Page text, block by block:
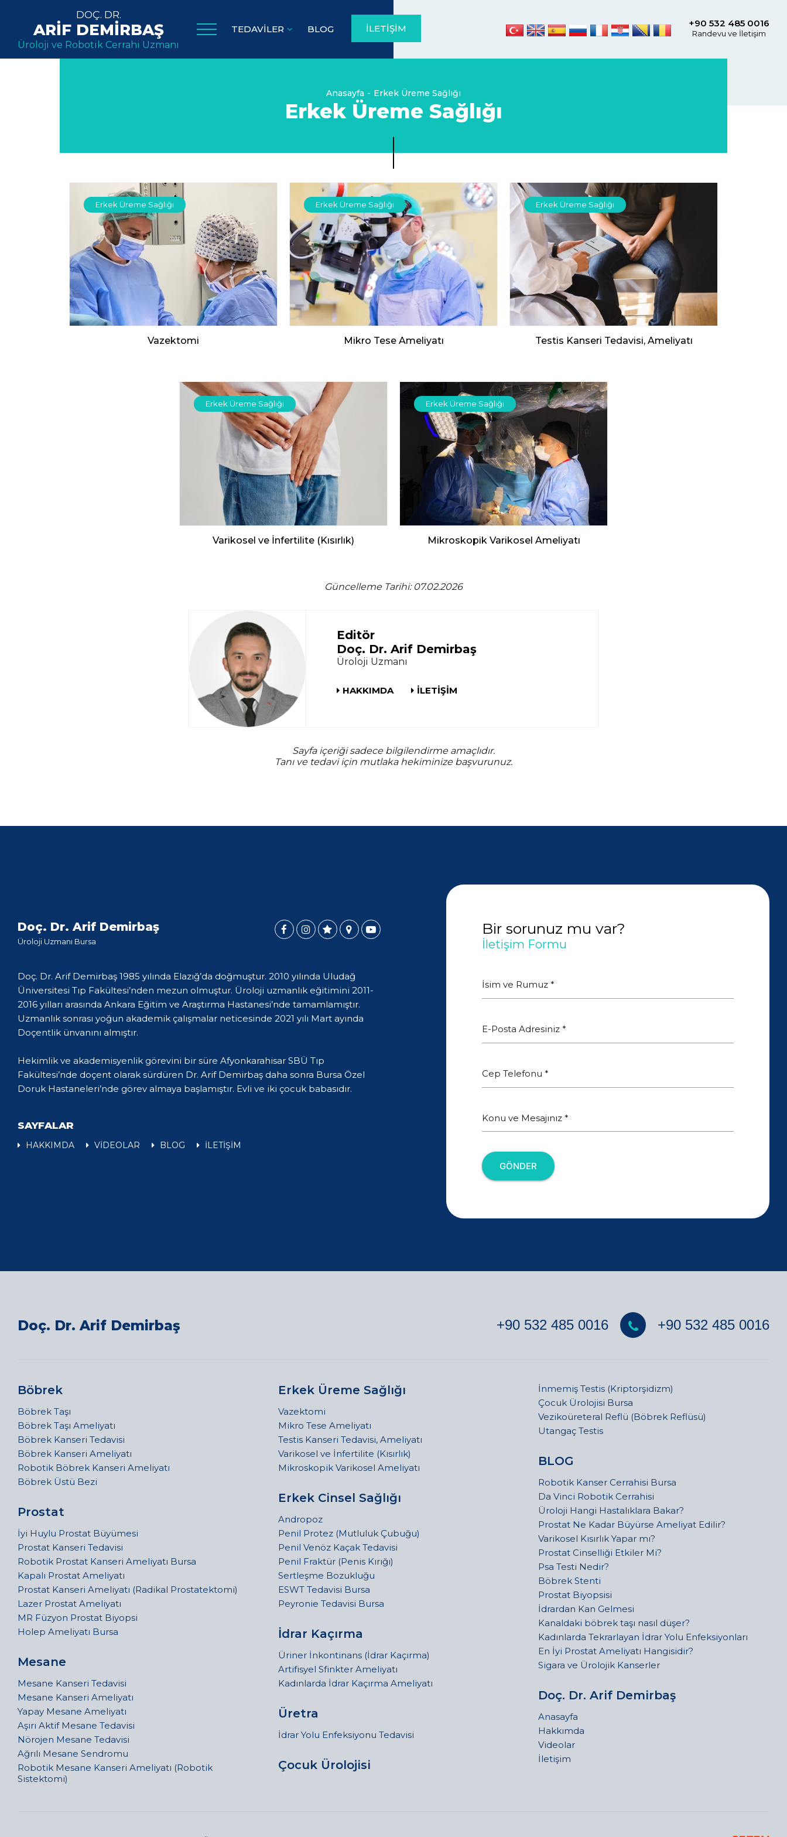
DOÇ. DR.
ARİF DEMİRBAŞ
Üroloji ve Robotik Cerrahi Uzmanı
TEDAVİLER BLOG İLETİŞİM +90 532 485 0016
Randevu ve İletişim
Anasayfa Erkek Üreme Sağlığı
Erkek Üreme Sağlığı
Erkek Üreme Sağlığı
Vazektomi
Erkek Üreme Sağlığı
Mikro Tese Ameliyatı
Erkek Üreme Sağlığı
Testis Kanseri Tedavisi, Ameliyatı
Erkek Üreme Sağlığı
Varikosel ve İnfertilite (Kısırlık)
Erkek Üreme Sağlığı
Mikroskopik Varikosel Ameliyatı
Güncelleme Tarihi: 07.02.2026
Editör
Doç. Dr. Arif Demirbaş
Üroloji Uzmanı
HAKKIMDA İLETİŞİM
Sayfa içeriği sadece bilgilendirme amaçlıdır.
Tanı ve tedavi için mutlaka hekiminize başvurunuz.
Doç. Dr. Arif Demirbaş
Üroloji Uzmanı Bursa
Doç. Dr. Arif Demirbaş 1985 yılında Elazığ’da doğmuştur. 2010 yılında Uludağ
Üniversitesi Tıp Fakültesi’nden mezun olmuştur. Üroloji uzmanlık eğitimini 2011-
2016 yılları arasında Ankara Eğitim ve Araştırma Hastanesi’nde tamamlamıştır.
Uzmanlık sonrası yoğun akademik çalışmalar neticesinde 2021 yılı Mart ayında
Doçentlik ünvanını almıştır.
Hekimlik ve akademisyenlik görevini bir süre Afyonkarahisar SBÜ Tıp
Fakültesi’nde doçent olarak sürdüren Dr. Arif Demirbaş daha sonra Bursa Özel
Doruk Hastaneleri’nde görev almaya başlamıştır. Evli ve iki çocuk babasıdır.
SAYFALAR
HAKKIMDA VİDEOLAR BLOG İLETİŞİM
Bir sorunuz mu var?
İletişim Formu
İsim ve Rumuz *
E-Posta Adresiniz *
Cep Telefonu *
Konu ve Mesajınız *
GÖNDER
Doç. Dr. Arif Demirbaş +90 532 485 0016 +90 532 485 0016
Böbrek
Böbrek Taşı
Böbrek Taşı Ameliyatı
Böbrek Kanseri Tedavisi
Böbrek Kanseri Ameliyatı
Robotik Böbrek Kanseri Ameliyatı
Böbrek Üstü Bezi
Prostat
İyi Huylu Prostat Büyümesi
Prostat Kanseri Tedavisi
Robotik Prostat Kanseri Ameliyatı Bursa
Kapalı Prostat Ameliyatı
Prostat Kanseri Ameliyatı (Radikal Prostatektomi)
Lazer Prostat Ameliyatı
MR Füzyon Prostat Biyopsi
Holep Ameliyatı Bursa
Mesane
Mesane Kanseri Tedavisi
Mesane Kanseri Ameliyatı
Yapay Mesane Ameliyatı
Aşırı Aktif Mesane Tedavisi
Nörojen Mesane Tedavisi
Ağrılı Mesane Sendromu
Robotik Mesane Kanseri Ameliyatı (Robotik
Sistektomi)
Erkek Üreme Sağlığı
Vazektomi
Mikro Tese Ameliyatı
Testis Kanseri Tedavisi, Ameliyatı
Varikosel ve İnfertilite (Kısırlık)
Mikroskopik Varikosel Ameliyatı
Erkek Cinsel Sağlığı
Andropoz
Penil Protez (Mutluluk Çubuğu)
Penil Venöz Kaçak Tedavisi
Penil Fraktür (Penis Kırığı)
Sertleşme Bozukluğu
ESWT Tedavisi Bursa
Peyronie Tedavisi Bursa
İdrar Kaçırma
Üriner İnkontinans (İdrar Kaçırma)
Artifisyel Sfinkter Ameliyatı
Kadınlarda İdrar Kaçırma Ameliyatı
Üretra
İdrar Yolu Enfeksiyonu Tedavisi
Çocuk Ürolojisi
İnmemiş Testis (Kriptorşidizm)
Çocuk Ürolojisi Bursa
Vezikoüreteral Reflü (Böbrek Reflüsü)
Utangaç Testis
BLOG
Robotik Kanser Cerrahisi Bursa
Da Vinci Robotik Cerrahisi
Üroloji Hangi Hastalıklara Bakar?
Prostat Ne Kadar Büyürse Ameliyat Edilir?
Varikosel Kısırlık Yapar mı?
Prostat Cinselliği Etkiler Mi?
Psa Testi Nedir?
Böbrek Stenti
Prostat Biyopsisi
İdrardan Kan Gelmesi
Kanaldaki böbrek taşı nasıl düşer?
Kadınlarda Tekrarlayan İdrar Yolu Enfeksiyonları
En İyi Prostat Ameliyatı Hangisidir?
Sigara ve Ürolojik Kanserler
Doç. Dr. Arif Demirbaş
Anasayfa
Hakkımda
Videolar
İletişim